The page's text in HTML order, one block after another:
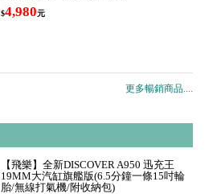
$4,980元
更多暢銷商品....
【飛樂】全新DISCOVER A950 迅充王
19MM大汽缸旗艦版(6.5分鐘一條15吋輪
胎/無線打氣機/附收納包)